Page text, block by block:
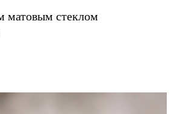
матовым стеклом